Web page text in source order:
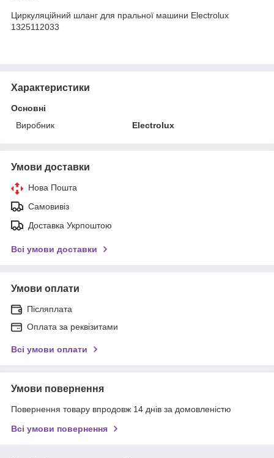
Циркуляційний шланг для пральної машини Electrolux
1325112033
Характеристики
Основні
Виробник
Electrolux
Умови доставки
Нова Пошта
Самовивіз
Доставка Укрпоштою
Всі умови доставки
Умови оплати
Післяплата
Оплата за реквізитами
Всі умови оплати
Умови повернення
Повернення товару впродовж 14 днів за домовленістю
Всі умови повернення